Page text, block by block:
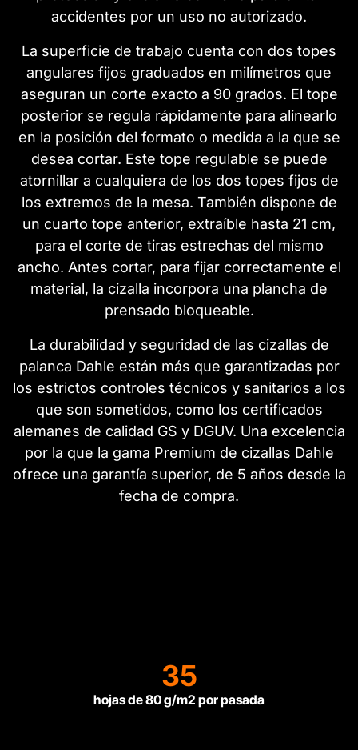
accidentes por un uso no autorizado.
La superficie de trabajo cuenta con dos topes
angulares fijos graduados en milímetros que
aseguran un corte exacto a 90 grados. El tope
posterior se regula rápidamente para alinearlo
en la posición del formato o medida a la que se
desea cortar. Este tope regulable se puede
atornillar a cualquiera de los dos topes fijos de
los extremos de la mesa. También dispone de
un cuarto tope anterior, extraíble hasta 21 cm,
para el corte de tiras estrechas del mismo
ancho. Antes cortar, para fijar correctamente el
material, la cizalla incorpora una plancha de
prensado bloqueable.
La durabilidad y seguridad de las cizallas de
palanca Dahle están más que garantizadas por
los estrictos controles técnicos y sanitarios a los
que son sometidos, como los certificados
alemanes de calidad GS y DGUV. Una excelencia
por la que la gama Premium de cizallas Dahle
ofrece una garantía superior, de 5 años desde la
fecha de compra.
35
hojas de 80 g/m2 por pasada